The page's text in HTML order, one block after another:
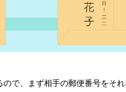
で、まず相手の郵便番号をそれ